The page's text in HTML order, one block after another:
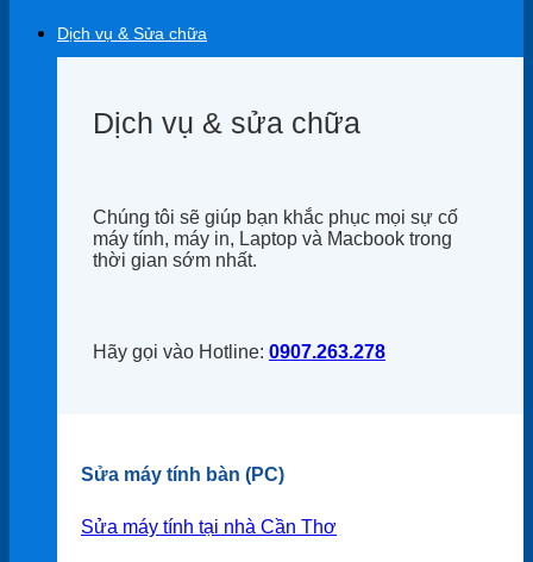
Dịch vụ & Sửa chữa
Dịch vụ & sửa chữa
Chúng tôi sẽ giúp bạn khắc phục mọi sự cố
máy tính, máy in, Laptop và Macbook trong
thời gian sớm nhất.
Hãy gọi vào Hotline: 0907.263.278
Sửa máy tính bàn (PC)
Sửa máy tính tại nhà Cần Thơ